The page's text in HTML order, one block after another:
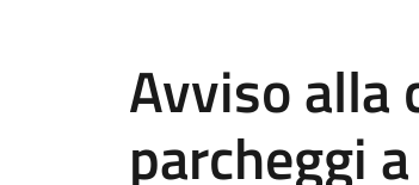
Avviso alla
parcheggi